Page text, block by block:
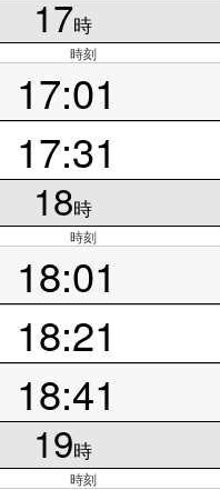
17時
時刻
17:01
17:31
18時
時刻
18:01
18:21
18:41
19時
時刻